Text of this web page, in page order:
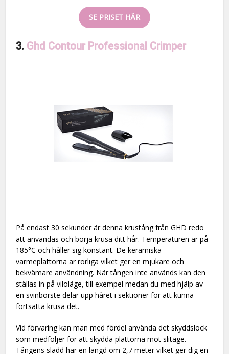
SE PRISET HÄR
3. Ghd Contour Professional Crimper
På endast 30 sekunder är denna krustång från GHD redo
att användas och börja krusa ditt hår. Temperaturen är på
185°C och håller sig konstant. De keramiska
värmeplattorna är rörliga vilket ger en mjukare och
bekvämare användning. När tången inte används kan den
ställas in på viloläge, till exempel medan du med hjälp av
en svinborste delar upp håret i sektioner för att kunna
fortsätta krusa det.
Vid förvaring kan man med fördel använda det skyddslock
som medföljer för att skydda plattorna mot slitage.
Tångens sladd har en längd om 2,7 meter vilket ger dig en